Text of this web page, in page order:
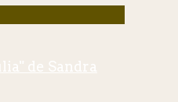
de Sandra